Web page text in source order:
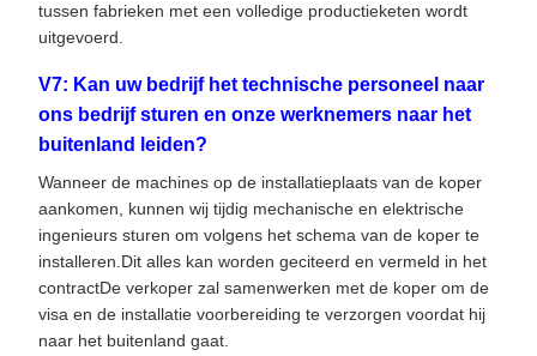
tussen fabrieken met een volledige productieketen wordt
uitgevoerd.
V7: Kan uw bedrijf het technische personeel naar
ons bedrijf sturen en onze werknemers naar het
buitenland leiden?
Wanneer de machines op de installatieplaats van de koper
aankomen, kunnen wij tijdig mechanische en elektrische
ingenieurs sturen om volgens het schema van de koper te
installeren.Dit alles kan worden geciteerd en vermeld in het
contractDe verkoper zal samenwerken met de koper om de
visa en de installatie voorbereiding te verzorgen voordat hij
naar het buitenland gaat.